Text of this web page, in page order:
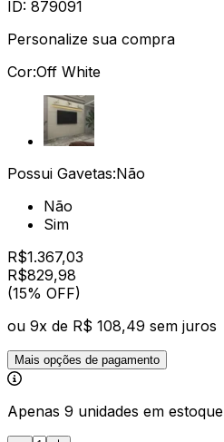
ID: 879091
Personalize sua compra
Cor:Off White
Possui Gavetas:Não
Não
Sim
R$1.367,03
R$829,98
(15% OFF)
ou 9x de R$ 108,49 sem juros
Mais opções de pagamento
Apenas 9 unidades em estoque